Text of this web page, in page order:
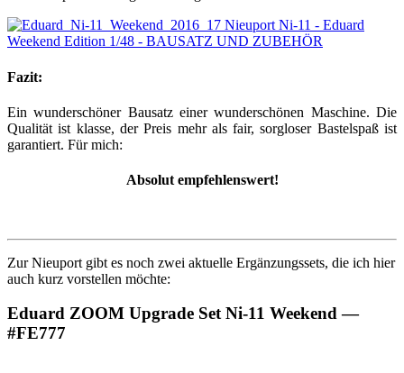
Fazit:
Ein wunderschöner Bausatz einer wunderschönen Maschine. Die
Qualität ist klasse, der Preis mehr als fair, sorgloser Bastelspaß ist
garantiert. Für mich:
Absolut empfehlenswert!
Zur Nieuport gibt es noch zwei aktuelle Ergänzungssets, die ich hier
auch kurz vorstellen möchte:
Eduard ZOOM Upgrade Set Ni-11 Weekend —
#FE777